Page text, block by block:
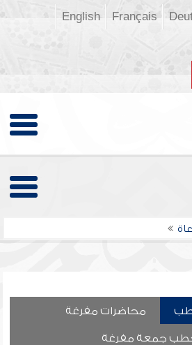
Français
English
محاضرات مفرغة
جمعة مفرغة